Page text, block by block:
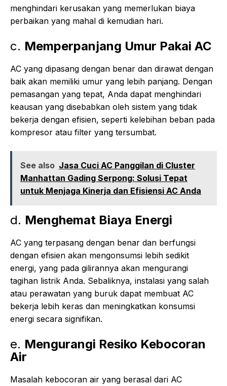
menghindari kerusakan yang memerlukan biaya
perbaikan yang mahal di kemudian hari.
c. Memperpanjang Umur Pakai AC
AC yang dipasang dengan benar dan dirawat dengan
baik akan memiliki umur yang lebih panjang. Dengan
pemasangan yang tepat, Anda dapat menghindari
keausan yang disebabkan oleh sistem yang tidak
bekerja dengan efisien, seperti kelebihan beban pada
kompresor atau filter yang tersumbat.
See also Jasa Cuci AC Panggilan di Cluster
Manhattan Gading Serpong: Solusi Tepat
untuk Menjaga Kinerja dan Efisiensi AC Anda
d. Menghemat Biaya Energi
AC yang terpasang dengan benar dan berfungsi
dengan efisien akan mengonsumsi lebih sedikit
energi, yang pada gilirannya akan mengurangi
tagihan listrik Anda. Sebaliknya, instalasi yang salah
atau perawatan yang buruk dapat membuat AC
bekerja lebih keras dan meningkatkan konsumsi
energi secara signifikan.
e. Mengurangi Resiko Kebocoran
Air
Masalah kebocoran air yang berasal dari AC